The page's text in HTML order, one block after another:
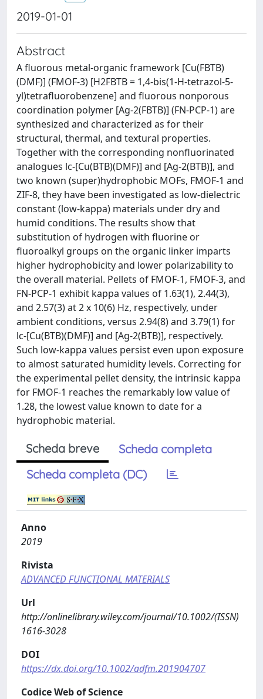
2019-01-01
Abstract
A fluorous metal-organic framework [Cu(FBTB)
(DMF)] (FMOF-3) [H2FBTB = 1,4-bis(1-H-tetrazol-5-
yl)tetrafluorobenzene] and fluorous nonporous
coordination polymer [Ag-2(FBTB)] (FN-PCP-1) are
synthesized and characterized as for their
structural, thermal, and textural properties.
Together with the corresponding nonfluorinated
analogues lc-[Cu(BTB)(DMF)] and [Ag-2(BTB)], and
two known (super)hydrophobic MOFs, FMOF-1 and
ZIF-8, they have been investigated as low-dielectric
constant (low-kappa) materials under dry and
humid conditions. The results show that
substitution of hydrogen with fluorine or
fluoroalkyl groups on the organic linker imparts
higher hydrophobicity and lower polarizability to
the overall material. Pellets of FMOF-1, FMOF-3, and
FN-PCP-1 exhibit kappa values of 1.63(1), 2.44(3),
and 2.57(3) at 2 x 10(6) Hz, respectively, under
ambient conditions, versus 2.94(8) and 3.79(1) for
lc-[Cu(BTB)(DMF)] and [Ag-2(BTB)], respectively.
Such low-kappa values persist even upon exposure
to almost saturated humidity levels. Correcting for
the experimental pellet density, the intrinsic kappa
for FMOF-1 reaches the remarkably low value of
1.28, the lowest value known to date for a
hydrophobic material.
Scheda breve
Scheda completa
Scheda completa (DC)
Anno
2019
Rivista
ADVANCED FUNCTIONAL MATERIALS
Url
http://onlinelibrary.wiley.com/journal/10.1002/(ISSN)
1616-3028
DOI
https://dx.doi.org/10.1002/adfm.201904707
Codice Web of Science